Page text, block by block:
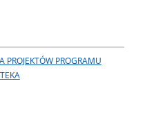
PROJEKTÓW PROGRAMU